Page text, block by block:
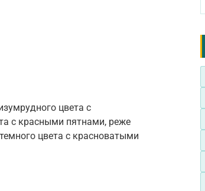
цвета с
с красными пятнами, реже
цвета с красноватыми